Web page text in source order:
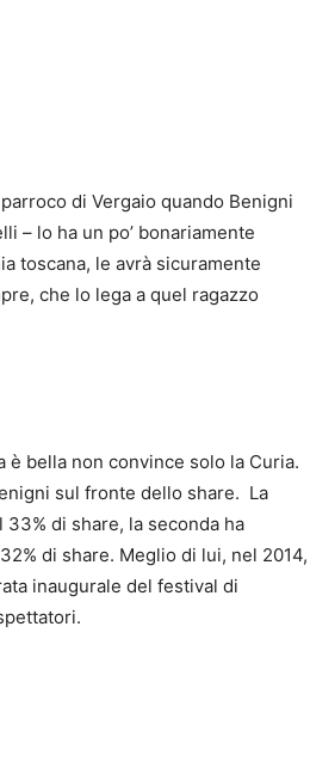
di Vergaio quando Benigni
– lo ha un po’ bonariamente
toscana, le avrà sicuramente
che lo lega a quel ragazzo
è bella non convince solo la Curia.
sul fronte dello share. La
di share, la seconda ha
di share. Meglio di lui, nel 2014,
inaugurale del festival di